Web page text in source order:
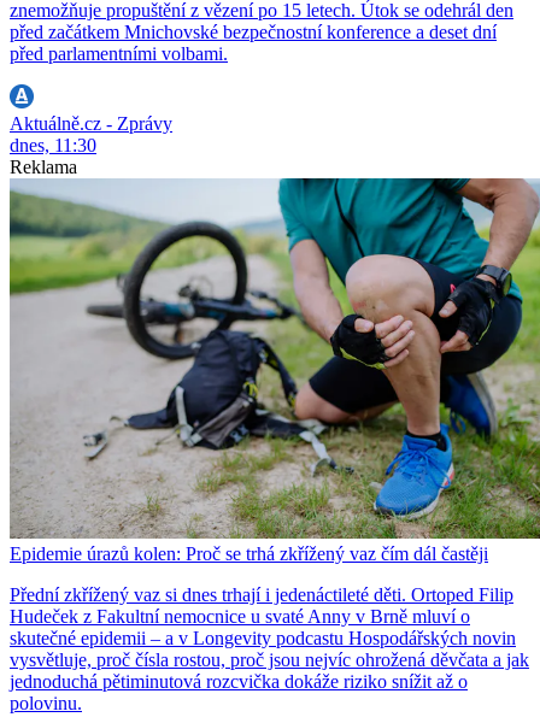
znemožňuje propuštění z vězení po 15 letech. Útok se odehrál den
před začátkem Mnichovské bezpečnostní konference a deset dní
před parlamentními volbami.
Aktuálně.cz - Zprávy
dnes, 11:30
Reklama
Epidemie úrazů kolen: Proč se trhá zkřížený vaz čím dál častěji
Přední zkřížený vaz si dnes trhají i jedenáctileté děti. Ortoped Filip
Hudeček z Fakultní nemocnice u svaté Anny v Brně mluví o
skutečné epidemii – a v Longevity podcastu Hospodářských novin
vysvětluje, proč čísla rostou, proč jsou nejvíc ohrožená děvčata a jak
jednoduchá pětiminutová rozcvička dokáže riziko snížit až o
polovinu.